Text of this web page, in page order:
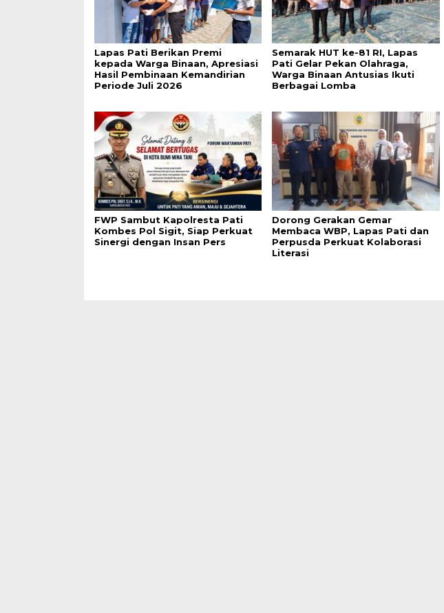
Lapas Pati Berikan Premi
kepada Warga Binaan, Apresiasi
Hasil Pembinaan Kemandirian
Periode Juli 2026
Semarak HUT ke-81 RI, Lapas
Pati Gelar Pekan Olahraga,
Warga Binaan Antusias Ikuti
Berbagai Lomba
FWP Sambut Kapolresta Pati
Kombes Pol Sigit, Siap Perkuat
Sinergi dengan Insan Pers
Dorong Gerakan Gemar
Membaca WBP, Lapas Pati dan
Perpusda Perkuat Kolaborasi
Literasi